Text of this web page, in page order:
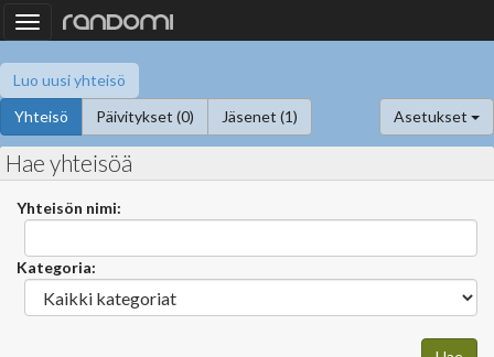
Toggle
navigation
Luo uusi yhteisö
Yhteisö
Päivitykset (0) Jäsenet (1) Asetukset
Hae yhteisöä
Yhteisön nimi:
Kategoria: